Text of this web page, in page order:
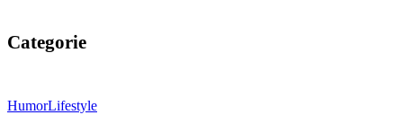
Categorie
HumorLifestyle